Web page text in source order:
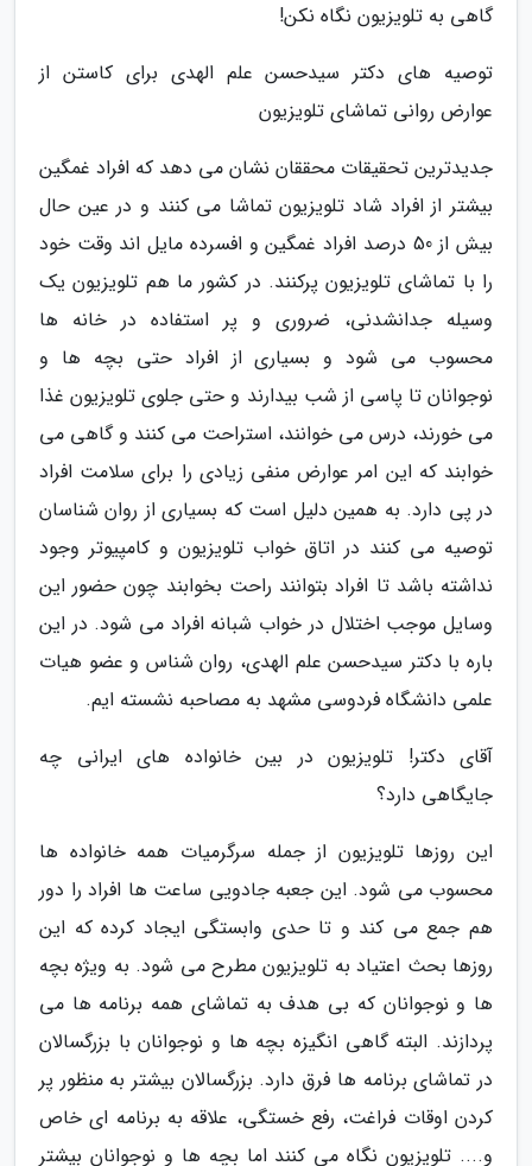
گاهی به تلویزیون نگاه نکن!
توصیه های دکتر سیدحسن علم الهدی برای کاستن از
عوارض روانی تماشای تلویزیون
جدیدترین تحقیقات محققان نشان می دهد که افراد غمگین
بیشتر از افراد شاد تلویزیون تماشا می کنند و در عین حال
بیش از 50 درصد افراد غمگین و افسرده مایل اند وقت خود
را با تماشای تلویزیون پرکنند. در کشور ما هم تلویزیون یک
وسیله جدانشدنی، ضروری و پر استفاده در خانه ها
محسوب می شود و بسیاری از افراد حتی بچه ها و
نوجوانان تا پاسی از شب بیدارند و حتی جلوی تلویزیون غذا
می خورند، درس می خوانند، استراحت می کنند و گاهی می
خوابند که این امر عوارض منفی زیادی را برای سلامت افراد
در پی دارد. به همین دلیل است که بسیاری از روان شناسان
توصیه می کنند در اتاق خواب تلویزیون و کامپیوتر وجود
نداشته باشد تا افراد بتوانند راحت بخوابند چون حضور این
وسایل موجب اختلال در خواب شبانه افراد می شود. در این
باره با دکتر سیدحسن علم الهدی، روان شناس و عضو هیات
علمی دانشگاه فردوسی مشهد به مصاحبه نشسته ایم.
آقای دکتر! تلویزیون در بین خانواده های ایرانی چه
جایگاهی دارد؟
این روزها تلویزیون از جمله سرگرمیات همه خانواده ها
محسوب می شود. این جعبه جادویی ساعت ها افراد را دور
هم جمع می کند و تا حدی وابستگی ایجاد کرده که این
روزها بحث اعتیاد به تلویزیون مطرح می شود. به ویژه بچه
ها و نوجوانان که بی هدف به تماشای همه برنامه ها می
پردازند. البته گاهی انگیزه بچه ها و نوجوانان با بزرگسالان
در تماشای برنامه ها فرق دارد. بزرگسالان بیشتر به منظور پر
کردن اوقات فراغت، رفع خستگی، علاقه به برنامه ای خاص
و.... تلویزیون نگاه می کنند اما بچه ها و نوجوانان بیشتر